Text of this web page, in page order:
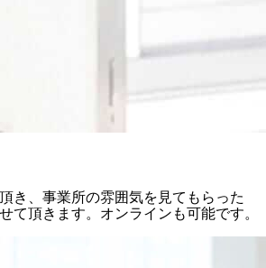
き、事業所の雰囲気を見てもらった
て頂きます。オンラインも可能です。